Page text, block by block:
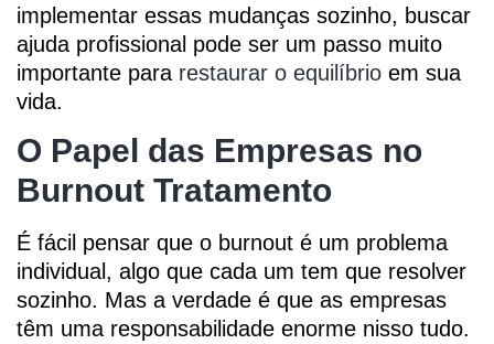
implementar essas mudanças sozinho, buscar
ajuda profissional pode ser um passo muito
importante para restaurar o equilíbrio em sua
vida.
O Papel das Empresas no
Burnout Tratamento
É fácil pensar que o burnout é um problema
individual, algo que cada um tem que resolver
sozinho. Mas a verdade é que as empresas
têm uma responsabilidade enorme nisso tudo.